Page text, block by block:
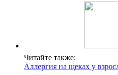
Читайте также:
Аллергия на щеках у